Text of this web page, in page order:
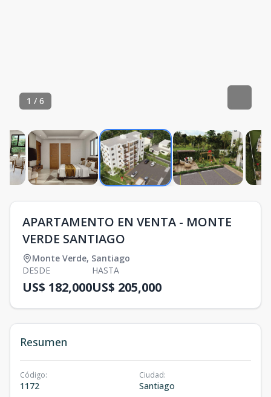
1 / 6
APARTAMENTO EN VENTA - MONTE
VERDE SANTIAGO
Monte Verde, Santiago
DESDE
US$ 182,000
HASTA
US$ 205,000
Resumen
Código:
1172
Ciudad:
Santiago